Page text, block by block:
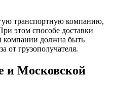
транспортную компанию,
этом способе доставки
компании должна быть
от грузополучателя.
и Московской